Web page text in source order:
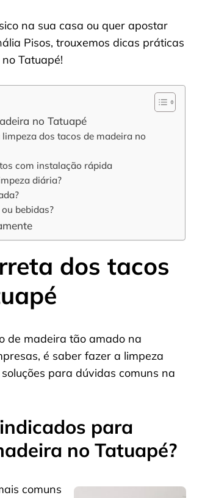
na sua casa ou quer apostar
Pisos, trouxemos dicas práticas
Tatuapé!
no Tatuapé
dos tacos de madeira no
com instalação rápida
diária?
bebidas?
dos tacos
de madeira tão amado na
é saber fazer a limpeza
para dúvidas comuns na
para
no Tatuapé?
comuns